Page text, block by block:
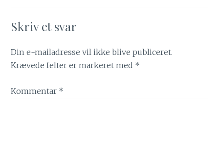
Skriv et svar
Din e-mailadresse vil ikke blive publiceret.
Krævede felter er markeret med *
Kommentar *